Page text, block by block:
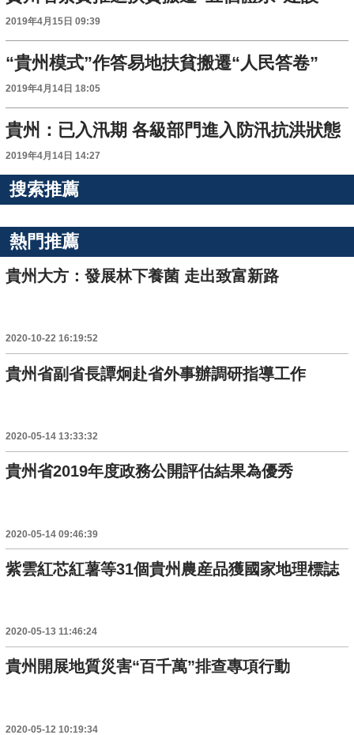
2019年4月15日 09:39
“貴州模式”作答易地扶貧搬遷“人民答卷”
2019年4月14日 18:05
貴州：已入汛期 各級部門進入防汛抗洪狀態
2019年4月14日 14:27
搜索推薦
熱門推薦
貴州大方：發展林下養菌 走出致富新路
2020-10-22 16:19:52
貴州省副省長譚炯赴省外事辦調研指導工作
2020-05-14 13:33:32
貴州省2019年度政務公開評估結果為優秀
2020-05-14 09:46:39
紫雲紅芯紅薯等31個貴州農産品獲國家地理標誌
2020-05-13 11:46:24
貴州開展地質災害“百千萬”排查專項行動
2020-05-12 10:19:34